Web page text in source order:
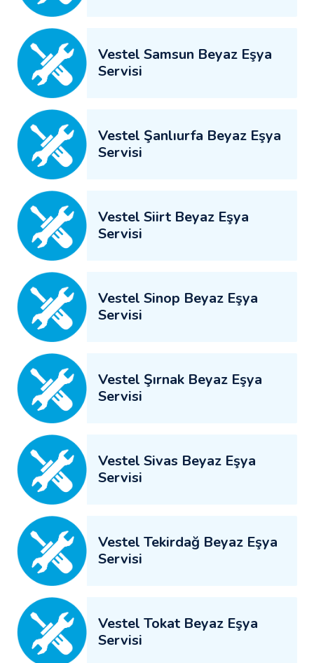
Vestel Samsun Beyaz Eşya
Servisi
Vestel Şanlıurfa Beyaz Eşya
Servisi
Vestel Siirt Beyaz Eşya
Servisi
Vestel Sinop Beyaz Eşya
Servisi
Vestel Şırnak Beyaz Eşya
Servisi
Vestel Sivas Beyaz Eşya
Servisi
Vestel Tekirdağ Beyaz Eşya
Servisi
Vestel Tokat Beyaz Eşya
Servisi